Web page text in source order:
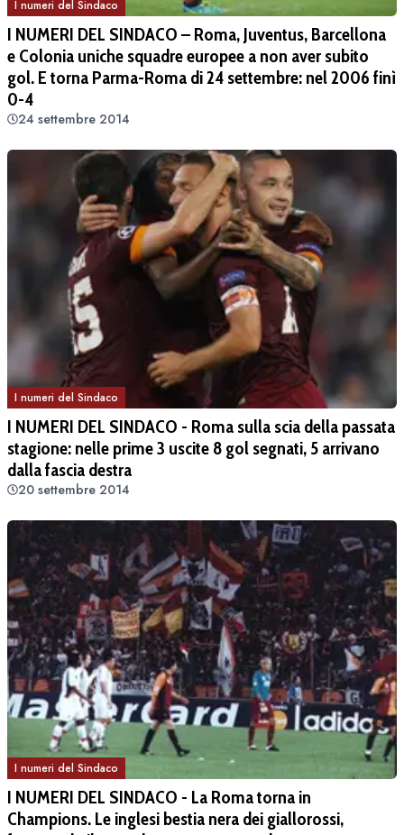
I numeri del Sindaco
I NUMERI DEL SINDACO – Roma, Juventus, Barcellona
e Colonia uniche squadre europee a non aver subito
gol. E torna Parma-Roma di 24 settembre: nel 2006 finì
0-4
24 settembre 2014
I numeri del Sindaco
I NUMERI DEL SINDACO - Roma sulla scia della passata
stagione: nelle prime 3 uscite 8 gol segnati, 5 arrivano
dalla fascia destra
20 settembre 2014
I numeri del Sindaco
I NUMERI DEL SINDACO - La Roma torna in
Champions. Le inglesi bestia nera dei giallorossi,